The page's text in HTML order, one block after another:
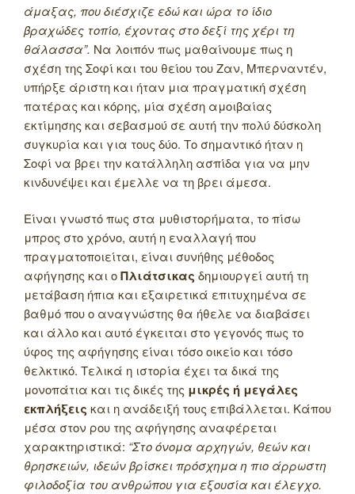
άμαξας, που διέσχιζε εδώ και ώρα το ίδιο
βραχώδες τοπίο, έχοντας στο δεξί της χέρι τη
θάλασσα”. Να λοιπόν πως μαθαίνουμε πως η
σχέση της Σοφί και του θείου του Ζαν, Μπερναντέν,
υπήρξε άριστη και ήταν μια πραγματική σχέση
πατέρας και κόρης, μία σχέση αμοιβαίας
εκτίμησης και σεβασμού σε αυτή την πολύ δύσκολη
συγκυρία και για τους δύο. Το σημαντικό ήταν η
Σοφί να βρει την κατάλληλη ασπίδα για να μην
κινδυνέψει και έμελλε να τη βρει άμεσα.
Είναι γνωστό πως στα μυθιστορήματα, το πίσω
μπρος στο χρόνο, αυτή η εναλλαγή που
πραγματοποιείται, είναι συνήθης μέθοδος
αφήγησης και οΠλιάτσικας δημιουργεί αυτή τη
μετάβαση ήπια και εξαιρετικά επιτυχημένα σε
βαθμό που ο αναγνώστης θα ήθελε να διαβάσει
και άλλο και αυτό έγκειται στο γεγονός πως το
ύφος της αφήγησης είναι τόσο οικείο και τόσο
θελκτικό. Τελικά η ιστορία έχει τα δικά της
μονοπάτια και τις δικές της μικρές ή μεγάλες
εκπλήξεις και η ανάδειξή τους επιβάλλεται. Κάπου
μέσα στον ρου της αφήγησης αναφέρεται
χαρακτηριστικά: “Στο όνομα αρχηγών, θεών και
θρησκειών, ιδεών βρίσκει πρόσχημα η πιο άρρωστη
φιλοδοξία του ανθρώπου για εξουσία και έλεγχο.